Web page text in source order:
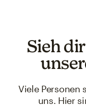
Sieh
Viele Personen
uns. Hier